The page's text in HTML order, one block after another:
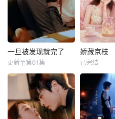
一旦被发现就完了
更新至第01集
娇藏京枝
已完结